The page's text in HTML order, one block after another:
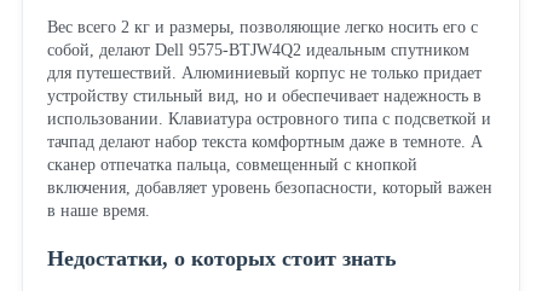
Вес всего 2 кг и размеры, позволяющие легко носить его с
собой, делают Dell 9575-BTJW4Q2 идеальным спутником
для путешествий. Алюминиевый корпус не только придает
устройству стильный вид, но и обеспечивает надежность в
использовании. Клавиатура островного типа с подсветкой и
тачпад делают набор текста комфортным даже в темноте. А
сканер отпечатка пальца, совмещенный с кнопкой
включения, добавляет уровень безопасности, который важен
в наше время.
Недостатки, о которых стоит знать